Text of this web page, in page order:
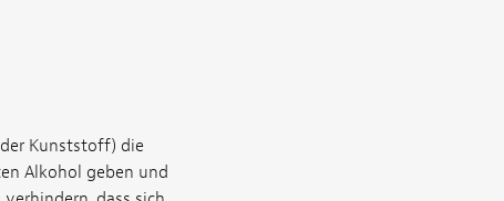
Kunststoff) die
Alkohol geben und